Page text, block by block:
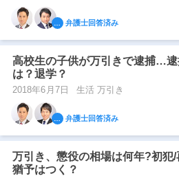
弁護士回答済み
高校生の子供が万引きで逮捕…
は？退学？
2018年6月7日 生活 万引き
弁護士回答済み
万引き、懲役の相場は何年?初犯
猶予はつく？